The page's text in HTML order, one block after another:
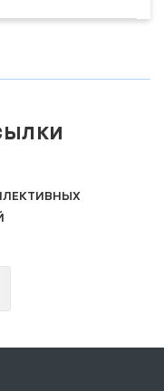
ВЕБ